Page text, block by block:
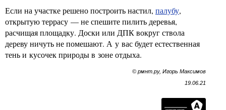
Если на участке решено построить настил, палубу,
открытую террасу — не спешите пилить деревья,
расчищая площадку. Доски или ДПК вокруг ствола
дереву ничуть не помешают. А у вас будет естественная
тень и кусочек природы в зоне отдыха.
© рмнт.ру, Игорь Максимов
19.06.21